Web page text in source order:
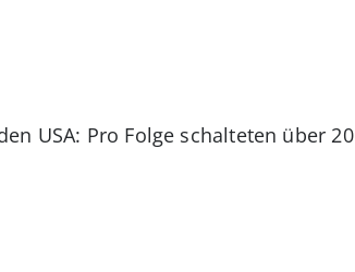
USA: Pro Folge schalteten über 20